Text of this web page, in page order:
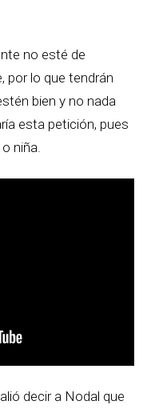
no esté de
por lo que tendrán
bien y no nada
esta petición, pues
niña.
decir a Nodal que